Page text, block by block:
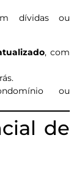
dívidas ou
, com
ou
de